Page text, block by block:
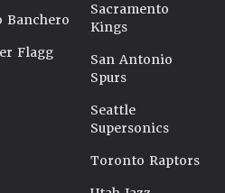
Banchero
Flagg
Sacramento
Kings
San Antonio
Spurs
Seattle
Supersonics
Toronto Raptors